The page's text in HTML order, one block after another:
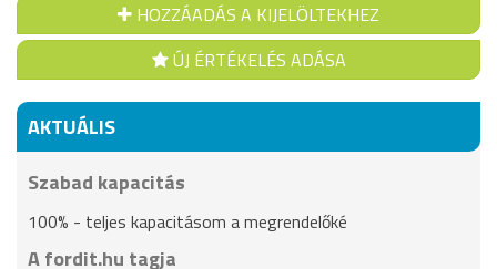
HOZZÁADÁS A KIJELÖLTEKHEZ
ÚJ ÉRTÉKELÉS ADÁSA
AKTUÁLIS
Szabad kapacitás
100% - teljes kapacitásom a megrendelőké
A fordit.hu tagja